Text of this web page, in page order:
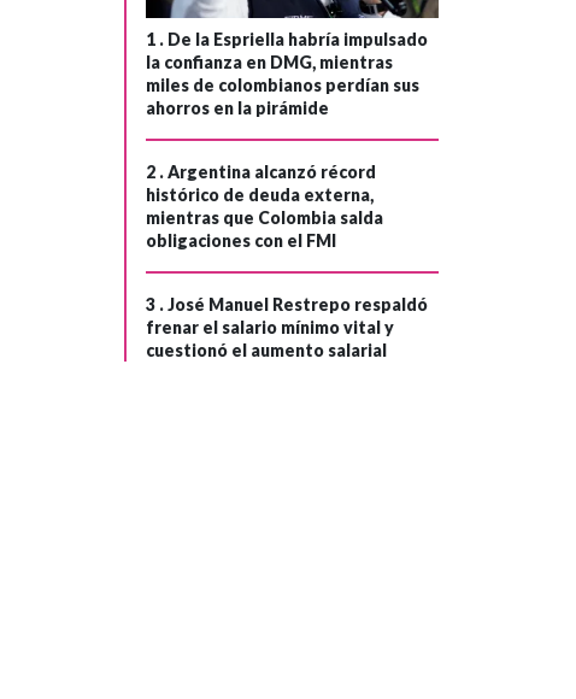
COP16 Hace 1 año
Colombia, primer
país del mundo
que ha emitido
bonos para
1 . De la Espriella habría impulsado
la confianza en DMG, mientras
miles de colombianos perdían sus
ahorros en la pirámide
2 .Argentina alcanzó récord
histórico de deuda externa,
mientras que Colombia salda
obligaciones con el FMI
3 .José Manuel Restrepo respaldó
frenar el salario mínimo vital y
cuestionó el aumento salarial